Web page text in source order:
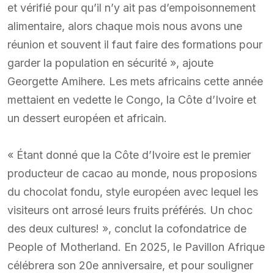
et vérifié pour qu’il n’y ait pas d’empoisonnement
alimentaire, alors chaque mois nous avons une
réunion et souvent il faut faire des formations pour
garder la population en sécurité », ajoute
Georgette Amihere. Les mets africains cette année
mettaient en vedette le Congo, la Côte d’Ivoire et
un dessert européen et africain.
« Étant donné que la Côte d’Ivoire est le premier
producteur de cacao au monde, nous proposions
du chocolat fondu, style européen avec lequel les
visiteurs ont arrosé leurs fruits préférés. Un choc
des deux cultures! », conclut la cofondatrice de
People of Motherland. En 2025, le Pavillon Afrique
célébrera son 20e anniversaire, et pour souligner